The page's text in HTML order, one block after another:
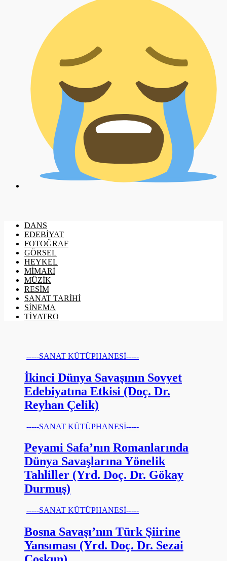
DANS
EDEBİYAT
FOTOĞRAF
GÖRSEL
HEYKEL
MİMARİ
MÜZİK
RESİM
SANAT TARİHİ
SİNEMA
TİYATRO
-----SANAT KÜTÜPHANESİ-----
İkinci Dünya Savaşının Sovyet
Edebiyatına Etkisi (Doç. Dr.
Reyhan Çelik)
-----SANAT KÜTÜPHANESİ-----
Peyami Safa’nın Romanlarında
Dünya Savaşlarına Yönelik
Tahliller (Yrd. Doç. Dr. Gökay
Durmuş)
-----SANAT KÜTÜPHANESİ-----
Bosna Savaşı’nın Türk Şiirine
Yansıması (Yrd. Doç. Dr. Sezai